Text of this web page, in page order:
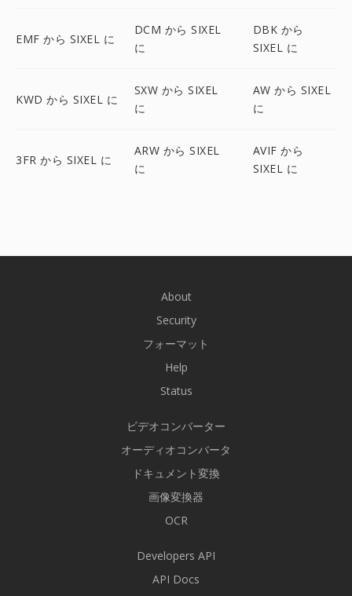
EMF から SIXEL に
DCM から SIXEL
に
DBK から
SIXEL に
KWD から SIXEL に
SXW から SIXEL
に
AW から SIXEL
に
3FR から SIXEL に
ARW から SIXEL
に
AVIF から
SIXEL に
About
Security
フォーマット
Help
Status
ビデオコンバーター
オーディオコンバータ
ドキュメント変換
画像変換器
OCR
Developers API
API Docs